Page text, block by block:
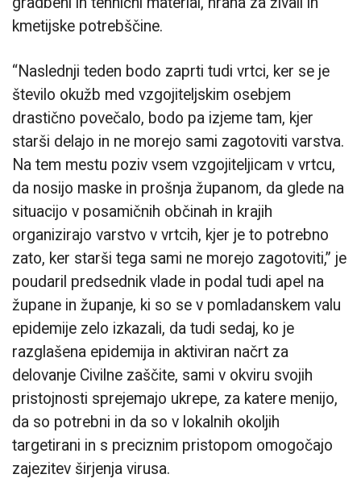
kmetijske potrebščine.
“Naslednji teden bodo zaprti tudi vrtci, ker se je
število okužb med vzgojiteljskim osebjem
drastično povečalo, bodo pa izjeme tam, kjer
starši delajo in ne morejo sami zagotoviti varstva.
Na tem mestu poziv vsem vzgojiteljicam v vrtcu,
da nosijo maske in prošnja županom, da glede na
situacijo v posamičnih občinah in krajih
organizirajo varstvo v vrtcih, kjer je to potrebno
zato, ker starši tega sami ne morejo zagotoviti,” je
poudaril predsednik vlade in podal tudi apel na
župane in županje, ki so se v pomladanskem valu
epidemije zelo izkazali, da tudi sedaj, ko je
razglašena epidemija in aktiviran načrt za
delovanje Civilne zaščite, sami v okviru svojih
pristojnosti sprejemajo ukrepe, za katere menijo,
da so potrebni in da so v lokalnih okoljih
targetirani in s preciznim pristopom omogočajo
zajezitev širjenja virusa.